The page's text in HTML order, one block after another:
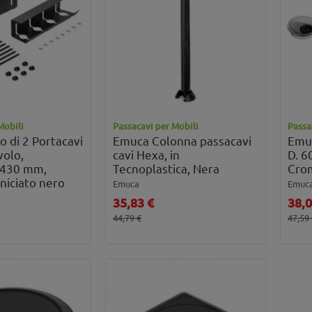
di 2 Portacavi
mm,
nero
Passacavi per Mobili
Emuca Colonna passacavi
cavi Hexa, in
Tecnoplastica, Nera
Emuca
35,83 €
44,79 €
D.
47,59